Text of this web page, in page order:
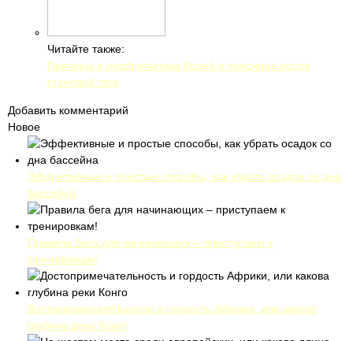
Читайте также:
Причины и профилактика болей в пояснице после
становой тяги
Добавить комментарий
Новое
Эффективные и простые способы, как убрать осадок со дна
бассейна
Правила бега для начинающих – приступаем к
тренировкам!
Достопримечательность и гордость Африки, или какова
глубина реки Конго